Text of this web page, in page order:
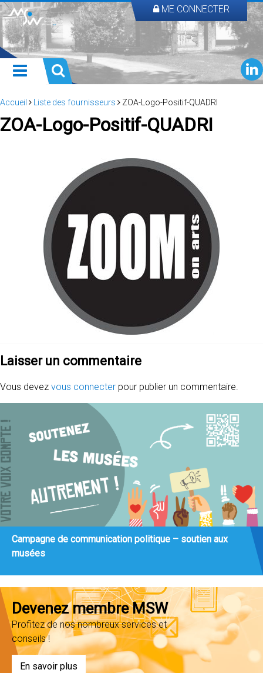
ME CONNECTER
Accueil Liste des fournisseurs ZOA-Logo-Positif-QUADRI
ZOA-Logo-Positif-QUADRI
Laisser un commentaire
Vous devez vous connecter pour publier un commentaire.
Campagne de communication politique – soutien aux
musées
Devenez membre MSW
Profitez de nos nombreux services et
conseils !
En savoir plus